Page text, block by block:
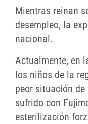
Mientras reinan
desempleo, la
nacional.
Actualmente, en
los niños de la
peor situación
sufrido con
esterilización